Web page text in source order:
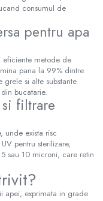
consumul de
pentru apa
eficiente metode de
pana la 99% dintre
si alte substante
bucatarie.
filtrare
unde exista risc
pentru sterilizare,
sau 10 microni, care retin
apei, exprimata in grade